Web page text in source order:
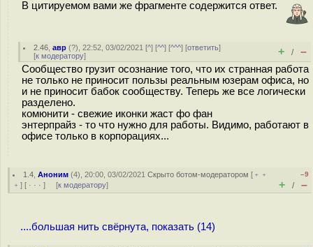
В цитируемом вами же фрагменте содержится ответ.
2.46 ,авр (?), 22:52, 03/02/2021 [^] [^^] [^^^] [ответить]
[к модератору] + / –
Сообщество грузит осознание того, что их странная работа
не только не приносит пользы реальным юзерам офиса, но
и не приносит бабок сообществу. Теперь же все логически
разделено.
комюнити - свежие иконки жаст фо фан
энтерпрайз - то что нужно для работы. Видимо, работают в
офисе только в корпорациях...
1.4 ,Аноним (4), 20:00, 03/02/2021Скрыто ботом-модератором [ ﹢﹢
﹢ ] [ · · · ] [к модератору]
–9
+ / –
....большая нить свёрнута, показать (14)